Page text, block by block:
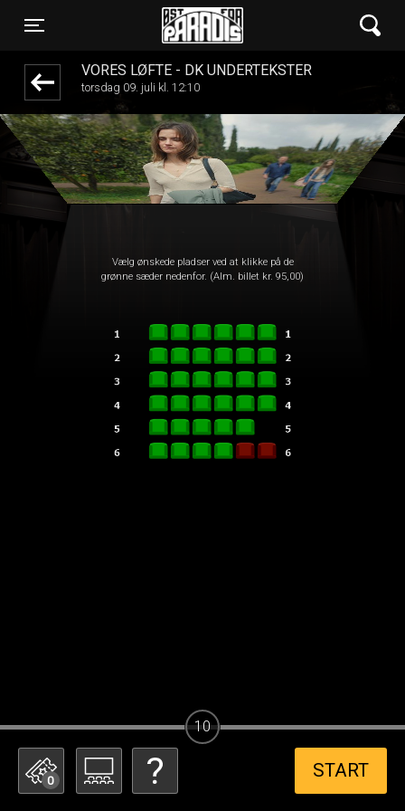
Toggle navigation
Øst for Paradis
VORES LØFTE - DK UNDERTEKSTER
torsdag 09. juli kl. 12:10
Vælg ønskede pladser ved at klikke på de
grønne sæder nedenfor. (Alm. billet kr. 95,00)
0 START
10
front05-temp 051237